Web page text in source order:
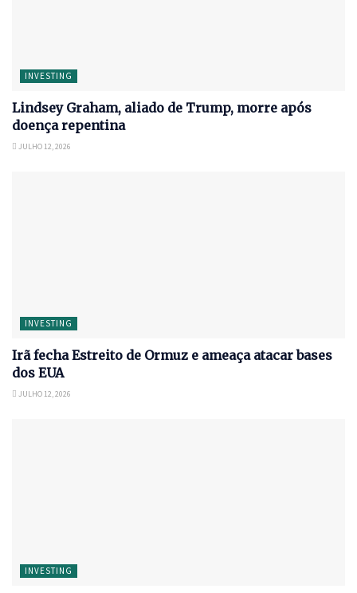
INVESTING
Lindsey Graham, aliado de Trump, morre após
doença repentina
JULHO 12, 2026
INVESTING
Irã fecha Estreito de Ormuz e ameaça atacar bases
dos EUA
JULHO 12, 2026
INVESTING